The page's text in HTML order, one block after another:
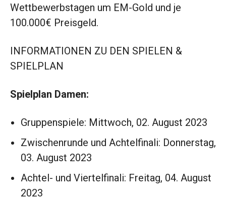
Wettbewerbstagen um EM-Gold und je
100.000€ Preisgeld.
INFORMATIONEN ZU DEN SPIELEN &
SPIELPLAN
Spielplan Damen:
Gruppenspiele: Mittwoch, 02. August 2023
Zwischenrunde und Achtelfinali: Donnerstag,
03. August 2023
Achtel- und Viertelfinali: Freitag, 04. August
2023